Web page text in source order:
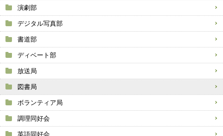
演劇部
デジタル写真部
書道部
ディベート部
放送局
図書局
ボランティア局
調理同好会
英語同好会